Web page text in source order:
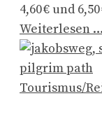
4,60 € und
Weiterlesen …
Tourismus/